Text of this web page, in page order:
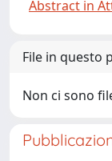
Abstract in
File in questo
Non ci sono